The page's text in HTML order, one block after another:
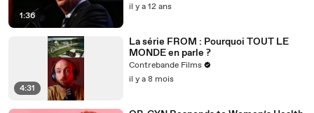
1:36
il y a 12 ans
4:31
La série FROM : Pourquoi TOUT LE
MONDE en parle ?
Contrebande Films
il y a 8 mois